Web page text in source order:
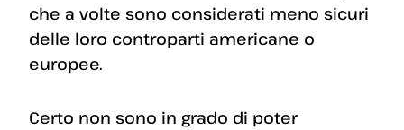
che a volte sono considerati meno sicuri
delle loro controparti americane o
europee.
Certo non sono in grado di poter